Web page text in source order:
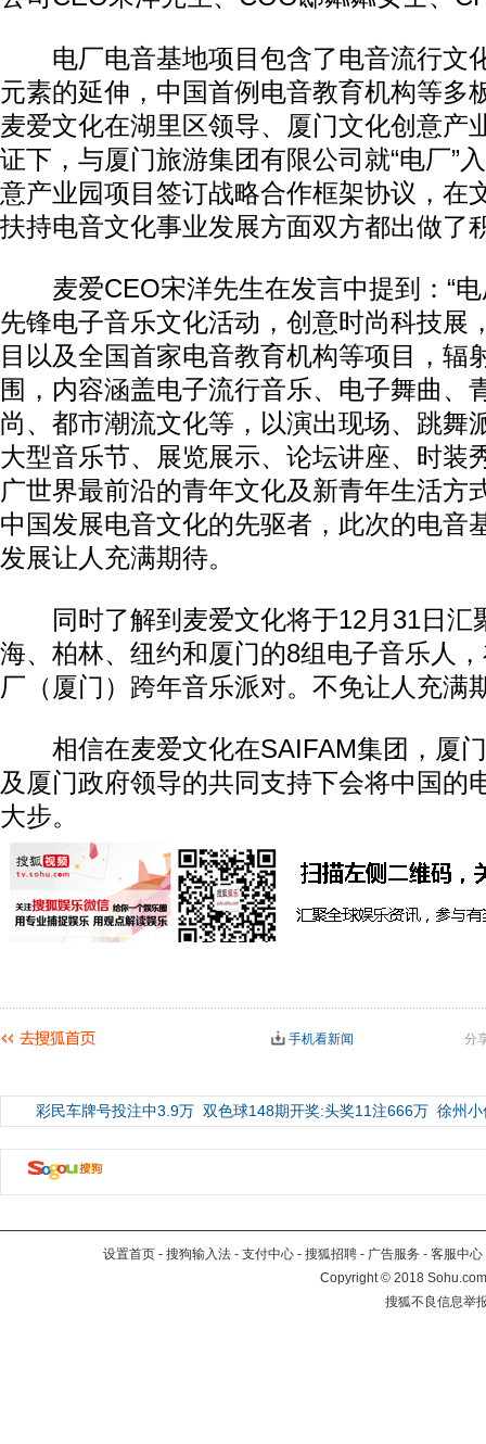
电厂电音基地项目包含了电音流行文
元素的延伸，中国首例电音教育机构等多
麦爱文化在湖里区领导、厦门文化创意产
证下，与厦门旅游集团有限公司就“电厂”
意产业园项目签订战略合作框架协议，在
扶持电音文化事业发展方面双方都出做了
麦爱CEO宋洋先生在发言中提到：“电
先锋电子音乐文化活动，创意时尚科技展
目以及全国首家电音教育机构等项目，辐
围，内容涵盖电子流行音乐、电子舞曲、
尚、都市潮流文化等，以演出现场、跳舞
大型音乐节、展览展示、论坛讲座、时装
广世界最前沿的青年文化及新青年生活方
中国发展电音文化的先驱者，此次的电音
发展让人充满期待。
同时了解到麦爱文化将于12月31日汇
海、柏林、纽约和厦门的8组电子音乐人
厂（厦门）跨年音乐派对。不免让人充满
相信在麦爱文化在SAIFAM集团，厦门
及厦门政府领导的共同支持下会将中国的
大步。
分
手机看新闻
彩民车牌号投注中3.9万 双色球148期开奖:头奖11注666万 徐州
设置首页 - 搜狗输入法 - 支付中心 - 搜狐招聘 - 广告服务 - 客服中心
Copyright©2018
搜狐不良信息举